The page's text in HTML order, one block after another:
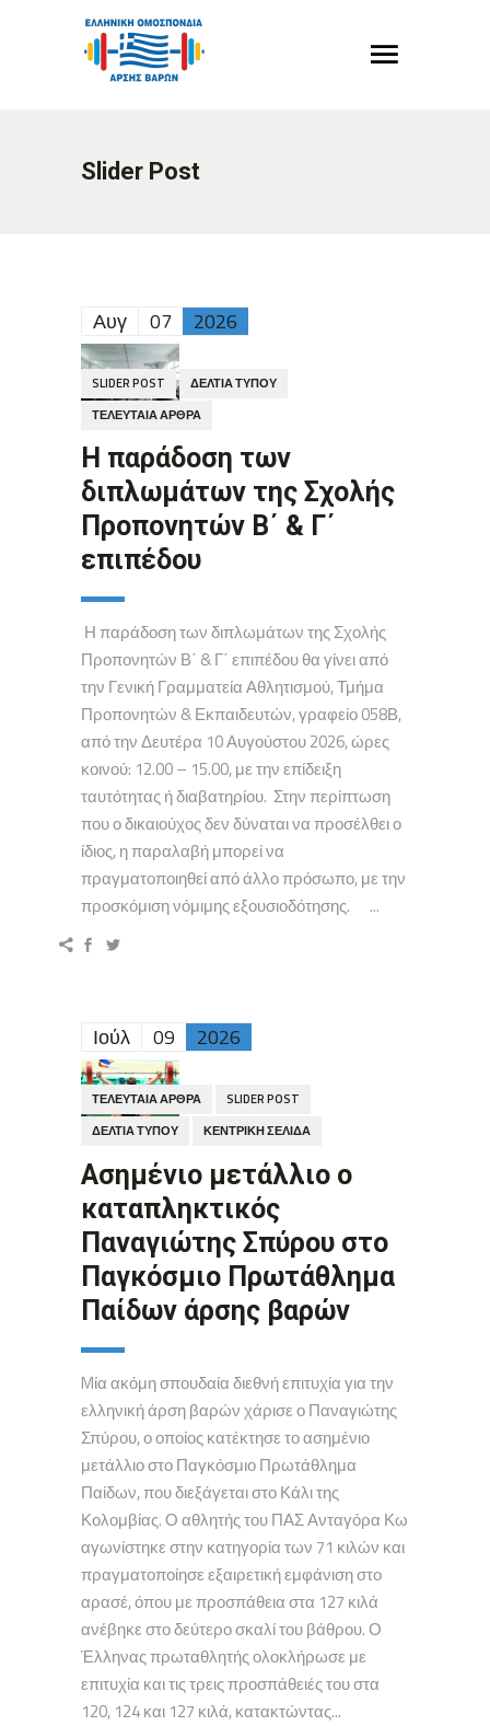
Slider Post
Αυγ 07 2026
SLIDER POST
ΔΕΛΤΊΑ ΤΎΠΟΥ
ΤΕΛΕΥΤΑΊΑ ΆΡΘΡΑ
H παράδοση των
διπλωμάτων της Σχολής
Προπονητών Β΄ & Γ΄
επιπέδου
Η παράδοση των διπλωμάτων της Σχολής
Προπονητών Β΄ & Γ΄ επιπέδου θα γίνει από
την Γενική Γραμματεία Αθλητισμού, Τμήμα
Προπονητών & Εκπαιδευτών, γραφείο 058Β,
από την Δευτέρα 10 Αυγούστου 2026, ώρες
κοινού: 12.00 – 15.00, με την επίδειξη
ταυτότητας ή διαβατηρίου. Στην περίπτωση
που ο δικαιούχος δεν δύναται να προσέλθει ο
ίδιος, η παραλαβή μπορεί να
πραγματοποιηθεί από άλλο πρόσωπο, με την
προσκόμιση νόμιμης εξουσιοδότησης. ...
Ιούλ 09 2026
ΤΕΛΕΥΤΑΊΑ ΆΡΘΡΑ
SLIDER POST
ΔΕΛΤΊΑ ΤΎΠΟΥ
ΚΕΝΤΡΙΚΉ ΣΕΛΊΔΑ
Ασημένιο μετάλλιο ο
καταπληκτικός
Παναγιώτης Σπύρου στο
Παγκόσμιο Πρωτάθλημα
Παίδων άρσης βαρών
Mία ακόμη σπουδαία διεθνή επιτυχία για την
ελληνική άρση βαρών χάρισε ο Παναγιώτης
Σπύρου, ο οποίος κατέκτησε το ασημένιο
μετάλλιο στο Παγκόσμιο Πρωτάθλημα
Παίδων, που διεξάγεται στο Κάλι της
Κολομβίας. Ο αθλητής του ΠΑΣ Ανταγόρα Κω
αγωνίστηκε στην κατηγορία των 71 κιλών και
πραγματοποίησε εξαιρετική εμφάνιση στο
αρασέ, όπου με προσπάθεια στα 127 κιλά
ανέβηκε στο δεύτερο σκαλί του βάθρου. Ο
Έλληνας πρωταθλητής ολοκλήρωσε με
επιτυχία και τις τρεις προσπάθειές του στα
120, 124 και 127 κιλά, κατακτώντας...